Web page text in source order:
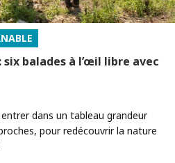
six balades à l’œil libre avec
dans un tableau grandeur
pour redécouvrir la nature